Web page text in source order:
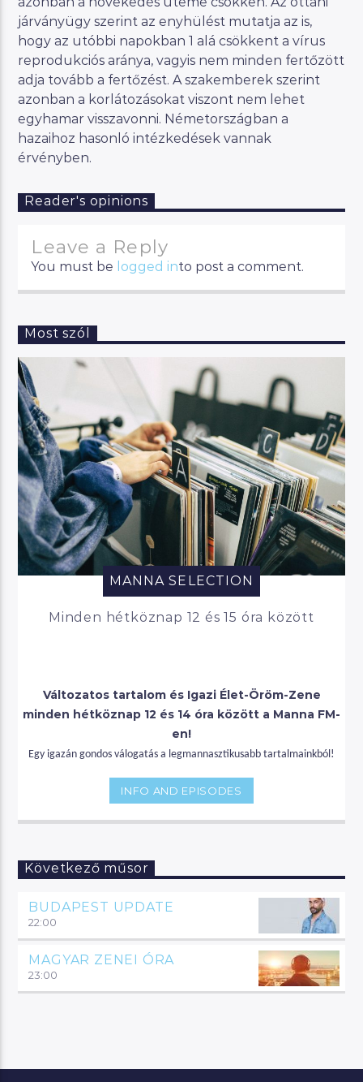
járványügy szerint az enyhülést mutatja az is,
hogy az utóbbi napokban 1 alá csökkent a vírus
reprodukciós aránya, vagyis nem minden fertőzött
adja tovább a fertőzést. A szakemberek szerint
azonban a korlátozásokat viszont nem lehet
egyhamar visszavonni. Németországban a
hazaihoz hasonló intézkedések vannak
érvényben.
Reader's opinions
Leave a Reply
You must be logged into post a comment.
Most szól
MANNA SELECTION
Minden hétköznap 12 és 15 óra között
Változatos tartalom és Igazi Élet-Öröm-Zene
minden hétköznap 12 és 14 óra között a Manna FM-
en!
Egy igazán gondos válogatás a legmannasztikusabb tartalmainkból!
INFO AND EPISODES
Következő műsor
BUDAPEST UPDATE
22:00
MAGYAR ZENEI ÓRA
23:00